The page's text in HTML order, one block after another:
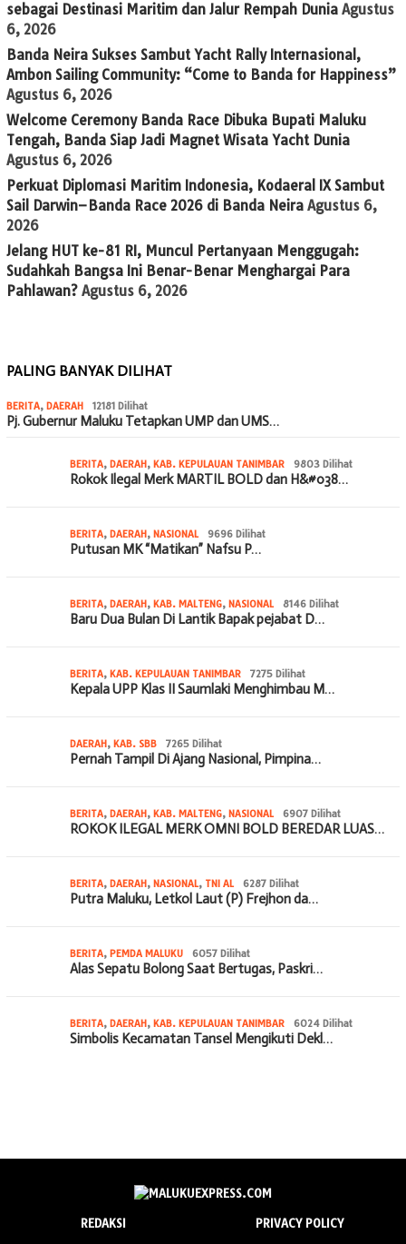
sebagai Destinasi Maritim dan Jalur Rempah Dunia Agustus
6, 2026
Banda Neira Sukses Sambut Yacht Rally Internasional,
Ambon Sailing Community: “Come to Banda for Happiness”
Agustus 6, 2026
Welcome Ceremony Banda Race Dibuka Bupati Maluku
Tengah, Banda Siap Jadi Magnet Wisata Yacht Dunia
Agustus 6, 2026
Perkuat Diplomasi Maritim Indonesia, Kodaeral IX Sambut
Sail Darwin–Banda Race 2026 di Banda Neira Agustus 6,
2026
Jelang HUT ke-81 RI, Muncul Pertanyaan Menggugah:
Sudahkah Bangsa Ini Benar-Benar Menghargai Para
Pahlawan? Agustus 6, 2026
PALING BANYAK DILIHAT
BERITA, DAERAH 12181 Dilihat
Pj. Gubernur Maluku Tetapkan UMP dan UMS…
BERITA, DAERAH, KAB. KEPULAUAN TANIMBAR 9803 Dilihat
Rokok Ilegal Merk MARTIL BOLD dan H&#038…
BERITA, DAERAH, NASIONAL 9696 Dilihat
Putusan MK “Matikan” Nafsu P…
BERITA, DAERAH, KAB. MALTENG, NASIONAL 8146 Dilihat
Baru Dua Bulan Di Lantik Bapak pejabat D…
BERITA, KAB. KEPULAUAN TANIMBAR 7275 Dilihat
Kepala UPP Klas II Saumlaki Menghimbau M…
DAERAH, KAB. SBB 7265 Dilihat
Pernah Tampil Di Ajang Nasional, Pimpina…
BERITA, DAERAH, KAB. MALTENG, NASIONAL 6907 Dilihat
ROKOK ILEGAL MERK OMNI BOLD BEREDAR LUAS…
BERITA, DAERAH, NASIONAL, TNI AL 6287 Dilihat
Putra Maluku, Letkol Laut (P) Frejhon da…
BERITA, PEMDA MALUKU 6057 Dilihat
Alas Sepatu Bolong Saat Bertugas, Paskri…
BERITA, DAERAH, KAB. KEPULAUAN TANIMBAR 6024 Dilihat
Simbolis Kecamatan Tansel Mengikuti Dekl…
REDAKSI
PRIVACY POLICY